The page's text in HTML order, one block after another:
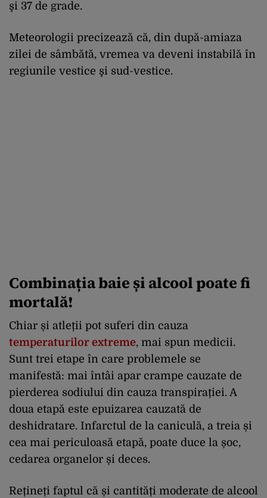
şi 37 de grade.
Meteorologii precizează că, din după-amiaza
zilei de sâmbătă, vremea va deveni instabilă în
regiunile vestice şi sud-vestice.
Combinația baie și alcool poate fi
mortală!
Chiar și atleții pot suferi din cauza
temperaturilor extreme, mai spun medicii.
Sunt trei etape în care problemele se
manifestă: mai întâi apar crampe cauzate de
pierderea sodiului din cauza transpirației. A
doua etapă este epuizarea cauzată de
deshidratare. Infarctul de la caniculă, a treia și
cea mai periculoasă etapă, poate duce la șoc,
cedarea organelor și deces.
Rețineți faptul că și cantități moderate de alcool